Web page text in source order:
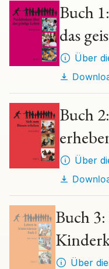
Buch
das
Über
Buch
Über
Buch
Über